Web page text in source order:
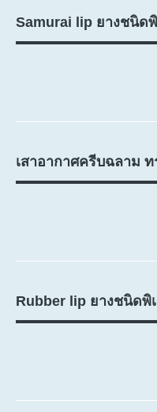
Samurai lip ยางชนิด
เสาอากาศครีบฉลาม ท
Rubber lip ยางชนิดพิ